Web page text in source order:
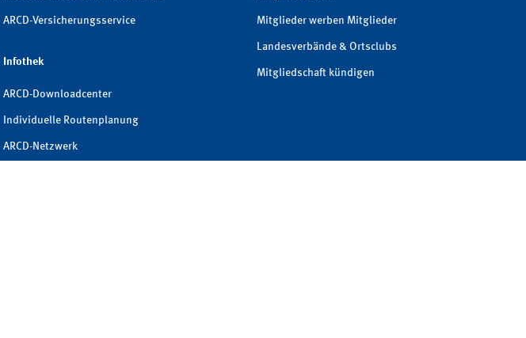
ARCD-Versicherungsservice
Infothek
ARCD-Downloadcenter
Individuelle Routenplanung
ARCD-Netzwerk
Mitglieder werben Mitglieder
Landesverbände & Ortsclubs
Mitgliedschaft kündigen